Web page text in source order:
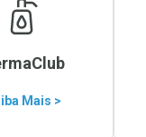
Mais >